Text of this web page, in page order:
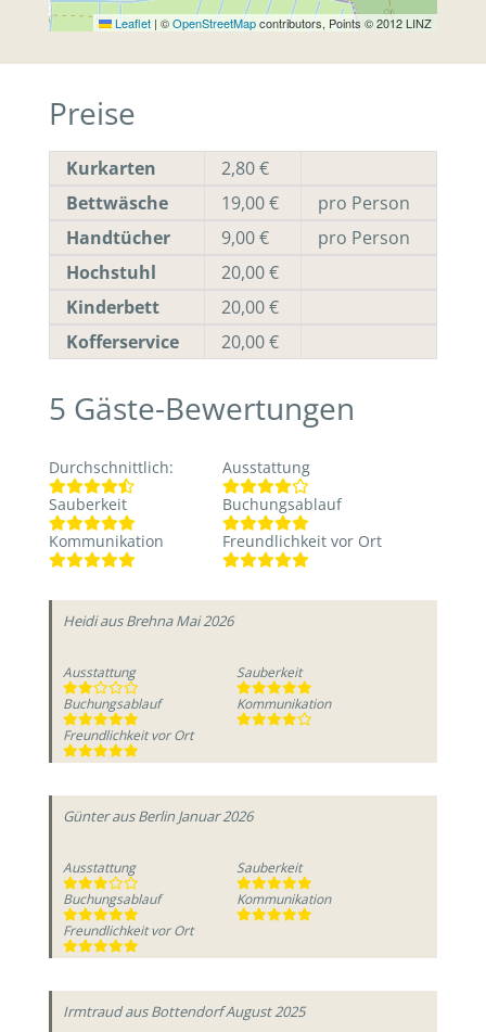
Leaflet | ©OpenStreetMapcontributors, Points © 2012 LINZ
Preise
Kurkarten
2,80 €
Bettwäsche
19,00 €
pro Person
Handtücher
9,00 €
pro Person
Hochstuhl
20,00 €
Kinderbett
20,00 €
Kofferservice
20,00 €
5 Gäste-Bewertungen
Durchschnittlich:
Ausstattung
Sauberkeit
Buchungsablauf
Kommunikation
Freundlichkeit vor Ort
Heidiaus Brehna Mai 2026
Ausstattung
Sauberkeit
Buchungsablauf
Kommunikation
Freundlichkeit vor Ort
Günteraus Berlin Januar 2026
Ausstattung
Sauberkeit
Buchungsablauf
Kommunikation
Freundlichkeit vor Ort
Irmtraudaus Bottendorf August 2025